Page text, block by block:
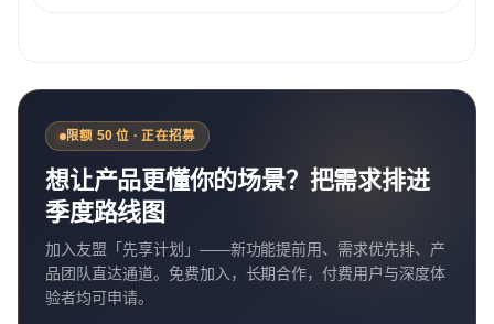
限额 50 位 · 正在招募
想让产品更懂你的场景？把需求排进
季度路线图
加入友盟「先享计划」——新功能提前用、需求优先排、产
品团队直达通道。免费加入，长期合作，付费用户与深度体
验者均可申请。